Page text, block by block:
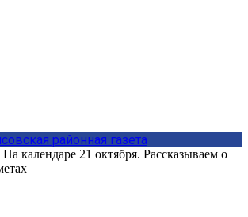
районная газета
На календаре 21 октября. Рассказываем о